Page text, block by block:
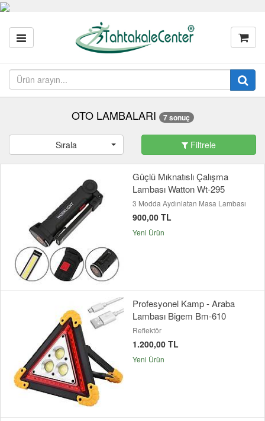
OTO LAMBALARI 7 sonuç
Sırala Filtrele
Güçlü Mıknatıslı Çalışma
Lambası Watton Wt-295
3 Modda Aydınlatan Masa Lambası
900,00 TL
Yeni Ürün
Profesyonel Kamp - Araba
Lambası Bigem Bm-610
Reflektör
1.200,00 TL
Yeni Ürün